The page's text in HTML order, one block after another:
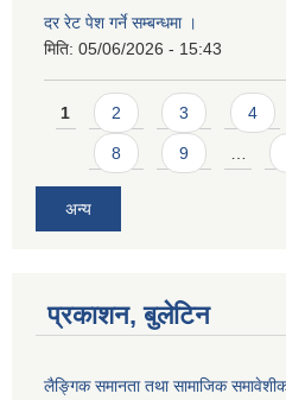
दर रेट पेश गर्ने सम्बन्धमा ।
मिति: 05/06/2026 - 15:43
Pages
1 2 3 4
8 9 …
अन्य
प्रकाशन, बुलेटिन
लैङ्गिक समानता तथा सामाजिक